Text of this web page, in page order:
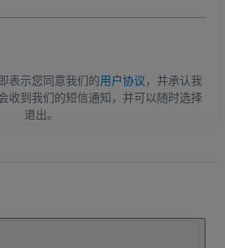
表示您同意我们的用户协议，并承认我
收到我们的短信通知，并可以随时选择
退出。